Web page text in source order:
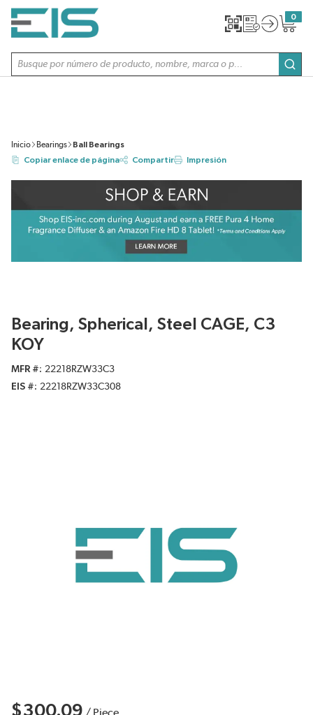
SALTAR AL CONTENIDO PRINCIPAL
Búsqueda de sitio
0
{0}
Inicio Bearings
Ball Bearings
Copiar enlace de página
Compartir Impresión
Bearing, Spherical, Steel CAGE, C3
KOY
MFR #
22218RZW33C3
EIS #
22218RZW33C308
$300.09